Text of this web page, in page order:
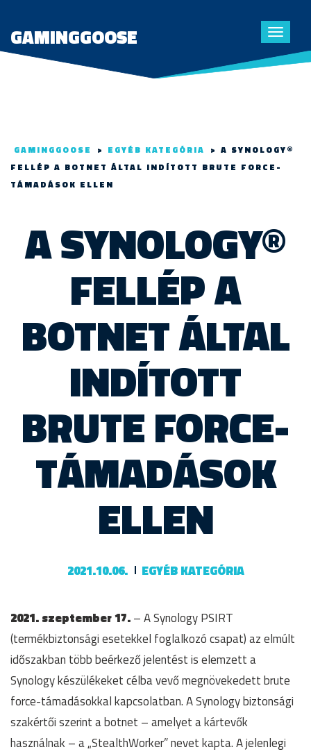
Toggle
GAMINGGOOSE
GAMINGGOOSE > EGYÉB KATEGÓRIA > A SYNOLOGY®
FELLÉP A BOTNET ÁLTAL INDÍTOTT BRUTE FORCE-
TÁMADÁSOK ELLEN
A SYNOLOGY®
FELLÉP A
BOTNET ÁLTAL
INDÍTOTT
BRUTE FORCE-
TÁMADÁSOK
ELLEN
2021.10.06. EGYÉB KATEGÓRIA
2021. szeptember 17.– A Synology PSIRT
(termékbiztonsági esetekkel foglalkozó csapat) az elmúlt
időszakban több beérkező jelentést is elemzett a
Synology készülékeket célba vevő megnövekedett brute
force-támadásokkal kapcsolatban. A Synology biztonsági
szakértői szerint a botnet – amelyet a kártevők
használnak – a „StealthWorker” nevet kapta. A jelenlegi